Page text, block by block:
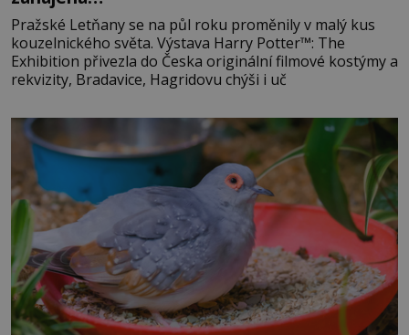
Pražské Letňany se na půl roku proměnily v malý kus
kouzelnického světa. Výstava Harry Potter™: The
Exhibition přivezla do Česka originální filmové kostýmy a
rekvizity, Bradavice, Hagridovu chýši i uč